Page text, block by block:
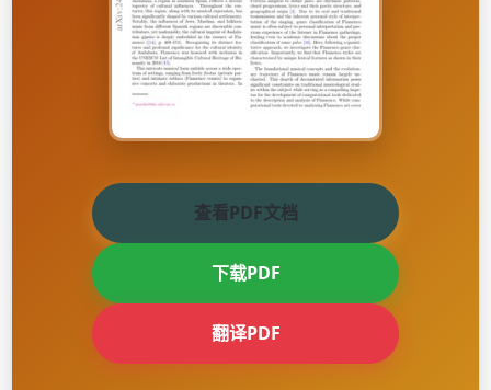
查看PDF文档
下载PDF
翻译PDF